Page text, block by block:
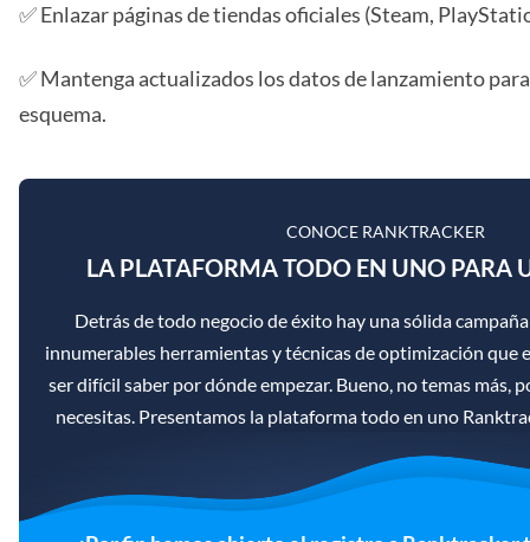
✅ Enlazar páginas de tiendas oficiales (Steam,
✅ Mantenga actualizados los datos de lanzamiento
esquema.
CONOCE RANKTRACKER
LA PLATAFORMA TODO EN UNO PARA
Detrás de todo negocio de éxito hay una sólida campaña
innumerables herramientas y técnicas de optimización que
ser difícil saber por dónde empezar. Bueno, no temas más,
necesitas. Presentamos la plataforma todo en uno